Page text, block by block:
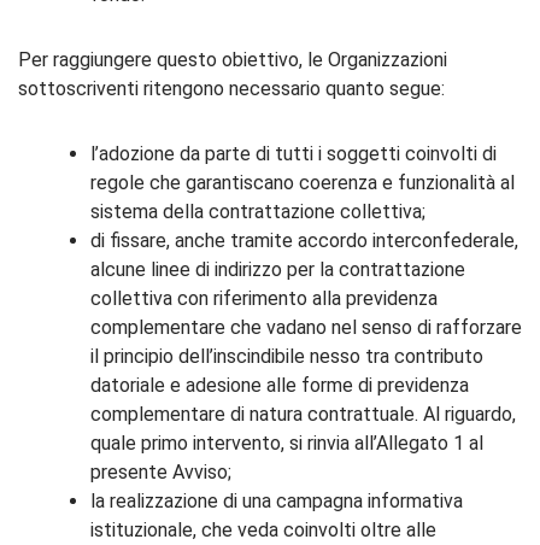
Per raggiungere questo obiettivo, le Organizzazioni
sottoscriventi ritengono necessario quanto segue:
l’adozione da parte di tutti i soggetti coinvolti di
regole che garantiscano coerenza e funzionalità al
sistema della contrattazione collettiva;
di fissare, anche tramite accordo interconfederale,
alcune linee di indirizzo per la contrattazione
collettiva con riferimento alla previdenza
complementare che vadano nel senso di rafforzare
il principio dell’inscindibile nesso tra contributo
datoriale e adesione alle forme di previdenza
complementare di natura contrattuale. Al riguardo,
quale primo intervento, si rinvia all’Allegato 1 al
presente Avviso;
la realizzazione di una campagna informativa
istituzionale, che veda coinvolti oltre alle